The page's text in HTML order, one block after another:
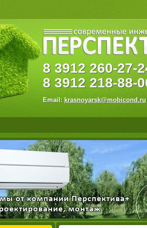
8 3912 260-
8 3912 218-88-
Email: krasnoyarsk@mobicond.ru